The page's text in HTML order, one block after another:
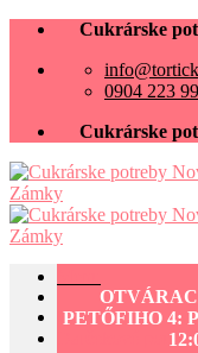
Skip
content
Cukrárske
0904 223
Cukrárske
Cukrárske
Darčekové
PETŐFIHO 4: